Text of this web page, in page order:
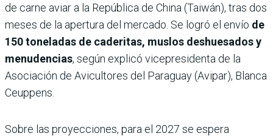
de carne aviar a la República de China (Taiwán), tras dos
meses de la apertura del mercado. Se logró el envío de
150 toneladas de caderitas, muslos deshuesados y
menudencias, según explicó vicepresidenta de la
Asociación de Avicultores del Paraguay (Avipar), Blanca
Ceuppens.
Sobre las proyecciones, para el 2027 se espera